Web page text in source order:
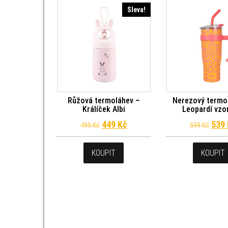
Sleva!
Růžová termoláhev –
Králíček Albi
499Kč Původní cena byla: 499 Kč.
449 KčAktuální cena je: 449 Kč.
KOUPIT
Nerezový
Leopardí
599Kč 539
KOUPIT